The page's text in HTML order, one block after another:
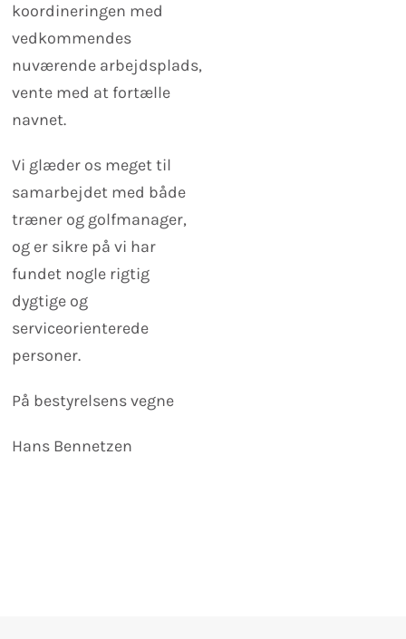
koordineringen med
vedkommendes
nuværende arbejdsplads,
vente med at fortælle
navnet.
Vi glæder os meget til
samarbejdet med både
træner og golfmanager,
og er sikre på vi har
fundet nogle rigtig
dygtige og
serviceorienterede
personer.
På bestyrelsens vegne
Hans Bennetzen